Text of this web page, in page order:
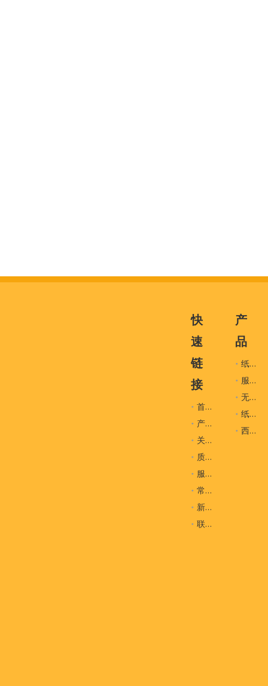
快
速
链
接
首页
产品
关于我们
质量控制
服务
常问问题
新闻
联系我们
产
品
纸袋
服装辅料
无纺布袋
纸盒
西装袋